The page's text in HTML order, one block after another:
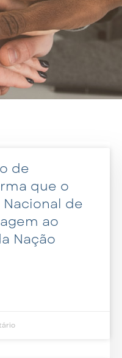
de
que o
Nacional de
ao
Nação